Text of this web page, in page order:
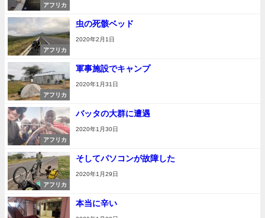
アフリカ
アフリカ
虫の死骸ベッド
2020年2月1日
アフリカ
軍事施設でキャンプ
2020年1月31日
アフリカ
バッタの大群に遭遇
2020年1月30日
アフリカ
そしてパソコンが故障した
2020年1月29日
本当に辛い